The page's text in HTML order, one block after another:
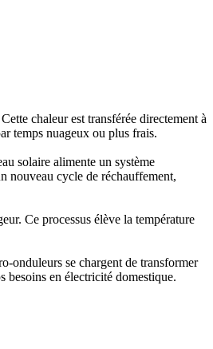
chaleur est transférée directement à
temps nuageux ou plus frais.
solaire alimente un système
nouveau cycle de réchauffement,
Ce processus élève la température
onduleurs se chargent de transformer
besoins en électricité domestique.